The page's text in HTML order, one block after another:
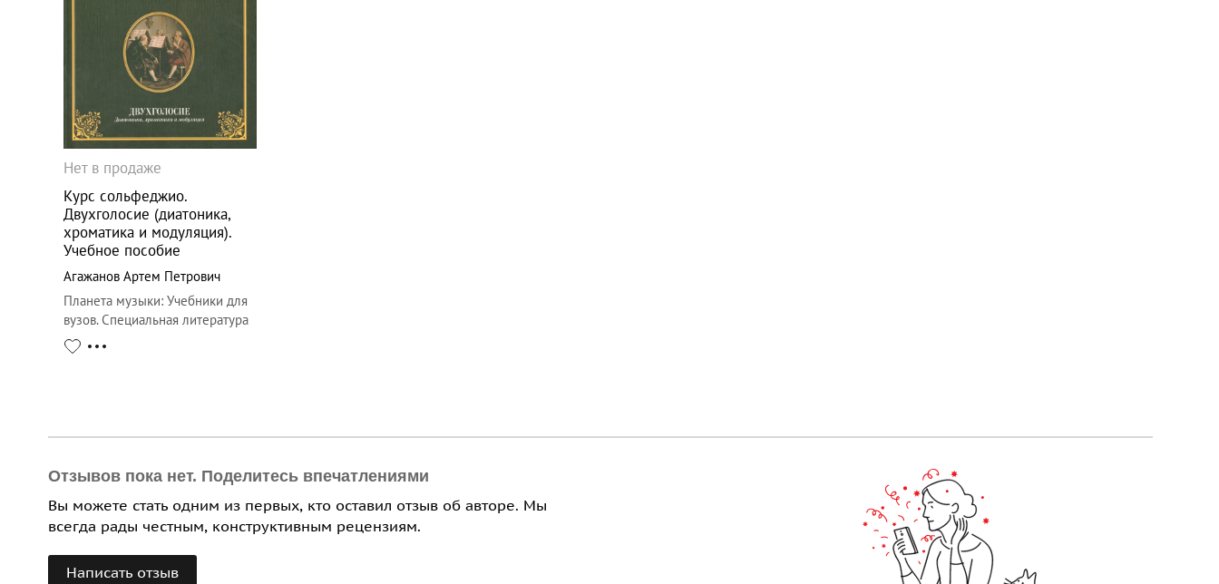
Нет в продаже
Курс сольфеджио.
Двухголосие (диатоника,
хроматика и модуляция).
Учебное пособие
Агажанов Артем Петрович
Планета музыки:Учебники для
вузов. Специальная литература
Отзывов пока нет. Поделитесь впечатлениями
Вы можете стать одним из первых, кто оставил отзыв об авторе. Мы
всегда рады честным, конструктивным рецензиям.
Написать отзыв